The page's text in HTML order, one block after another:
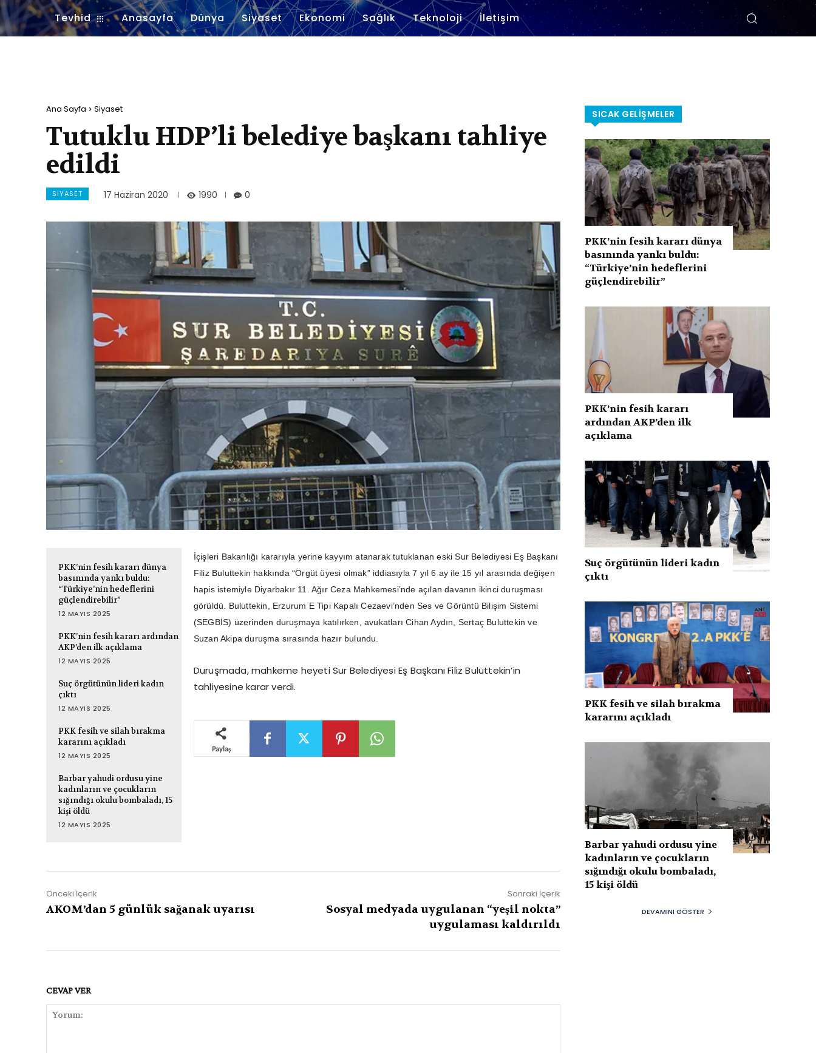
Tevhid Anasayfa Dünya Siyaset Ekonomi Sağlık Teknoloji İletişim
Ana Sayfa Siyaset
Tutuklu HDP’li belediye başkanı tahliye
edildi
SIYASET 17 Haziran 2020 1990 0
PKK’nin fesih kararı dünya
basınında yankı buldu:
“Türkiye’nin hedeflerini
güçlendirebilir”
12 MAYIS 2025
PKK’nin fesih kararı ardından
AKP’den ilk açıklama
12 MAYIS 2025
Suç örgütünün lideri kadın
çıktı
12 MAYIS 2025
PKK fesih ve silah bırakma
kararını açıkladı
12 MAYIS 2025
Barbar yahudi ordusu yine
kadınların ve çocukların
sığındığı okulu bombaladı, 15
kişi öldü
12 MAYIS 2025
İçişleri Bakanlığı kararıyla yerine kayyım atanarak tutuklanan eski Sur Belediyesi Eş Başkanı
Filiz Buluttekin hakkında “Örgüt üyesi olmak” iddiasıyla 7 yıl 6 ay ile 15 yıl arasında değişen
hapis istemiyle Diyarbakır 11. Ağır Ceza Mahkemesi’nde açılan davanın ikinci duruşması
görüldü. Buluttekin, Erzurum E Tipi Kapalı Cezaevi’nden Ses ve Görüntü Bilişim Sistemi
(SEGBİS) üzerinden duruşmaya katılırken, avukatları Cihan Aydın, Sertaç Buluttekin ve
Suzan Akipa duruşma sırasında hazır bulundu.
Duruşmada, mahkeme heyeti Sur Belediyesi Eş Başkanı Filiz Buluttekin’in
tahliyesine karar verdi.
Paylaş
Önceki İçerik
AKOM’dan 5 günlük sağanak uyarısı
Sonraki İçerik
Sosyal medyada uygulanan “yeşil nokta”
uygulaması kaldırıldı
CEVAP VER
SICAK GELIŞMELER
PKK’nin fesih kararı dünya
basınında yankı buldu:
“Türkiye’nin hedeflerini
güçlendirebilir”
PKK’nin fesih kararı
ardından AKP’den ilk
açıklama
Suç örgütünün lideri kadın
çıktı
PKK fesih ve silah bırakma
kararını açıkladı
Barbar yahudi ordusu yine
kadınların ve çocukların
sığındığı okulu bombaladı,
15 kişi öldü
DEVAMINI GÖSTER